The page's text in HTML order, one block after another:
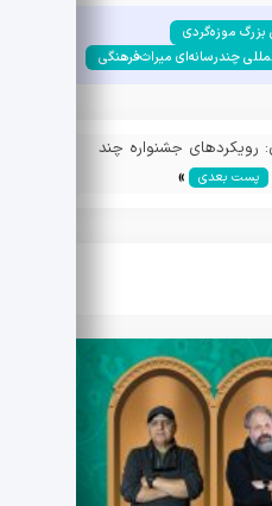
موزه‌گردی
چندرسانه‌ای میراث‌فرهنگی
رویکردهای جشنواره چند
چیست و چرا برگزاری وپست بعدی »